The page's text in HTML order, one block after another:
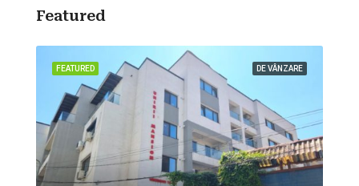
Featured
DE VÂNZARE
FEATURED